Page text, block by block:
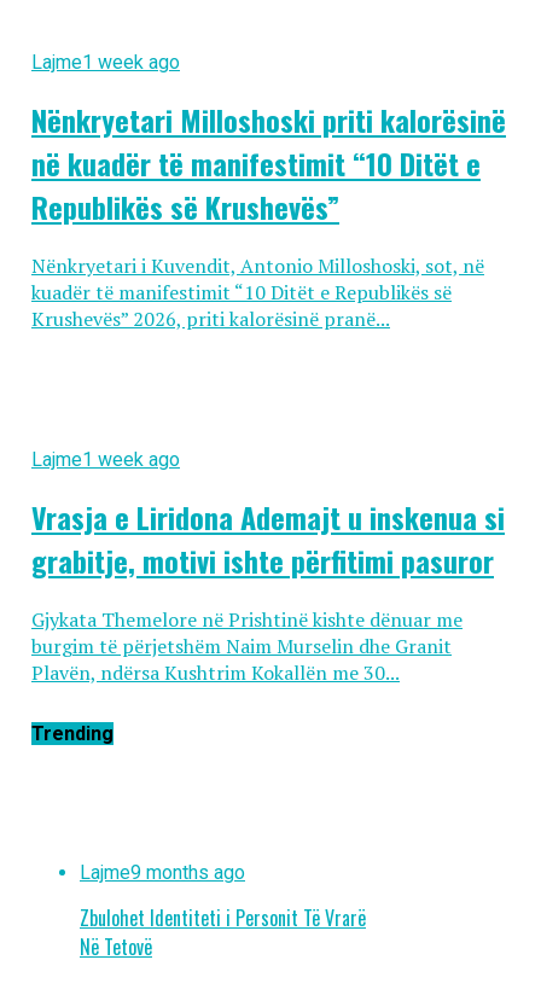
Lajme1 week ago
Nënkryetari Milloshoski priti kalorësinë
në kuadër të manifestimit “10 Ditët e
Republikës së Krushevës”
Nënkryetari i Kuvendit, Antonio Milloshoski, sot, në
kuadër të manifestimit “10 Ditët e Republikës së
Krushevës” 2026, priti kalorësinë pranë...
Lajme1 week ago
Vrasja e Liridona Ademajt u inskenua si
grabitje, motivi ishte përfitimi pasuror
Gjykata Themelore në Prishtinë kishte dënuar me
burgim të përjetshëm Naim Murselin dhe Granit
Plavën, ndërsa Kushtrim Kokallën me 30...
Trending
Lajme9 months ago
Zbulohet Identiteti i Personit Të Vrarë
Në Tetovë